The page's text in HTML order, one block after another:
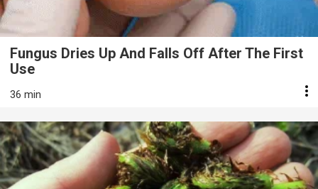
Fungus Dries Up And Falls Off After The First
Use
36 min